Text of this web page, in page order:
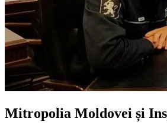
Mitropolia Moldovei și